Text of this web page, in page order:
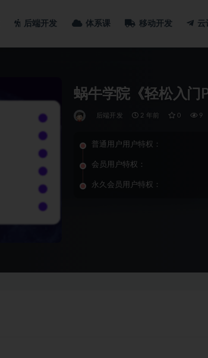
后端开发 体系课 移动开发 云
蜗牛学院《轻松入门
后端开发 2 年前 0 9
普通用户用户特权：
会员用户特权：
永久会员用户特权：